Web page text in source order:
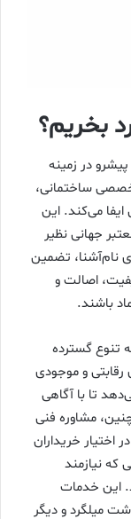
بخریم؟
در زمینه
ساختمانی،
می‌کند. این
جهانی نظیر
نام‌آشنا، تضمین
اصالت و
باشند.
تنوع گسترده
و موجودی
تا با آگاهی
مشاوره فنی
خریداران
که نیازمند
این خدمات
میلگرد و دیگر